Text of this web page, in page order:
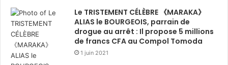
Le TRISTEMENT CÉLÈBRE 《MARAKA》
ALIAS le BOURGEOIS, parrain de
drogue au arrêt : Il propose 5 millions
de francs CFA au Compol Tomoda
1 juin 2021